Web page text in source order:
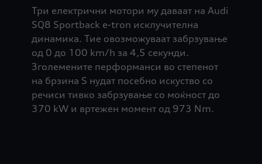
Три електрични мотори му даваат на Audi
SQ8 Sportback e-tron исклучителна
динамика. Тие овозможуваат забрзување
од 0 до 100 km/h за 4,5 секунди.
Зголемените перформанси во степенот
на брзина S нудат посебно искуство со
речиси тивко забрзување со моќност до
370 kW и вртежен момент од 973 Nm.